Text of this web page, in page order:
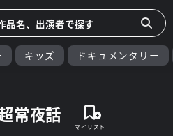
キッズ ドキュメンタリー
常夜話